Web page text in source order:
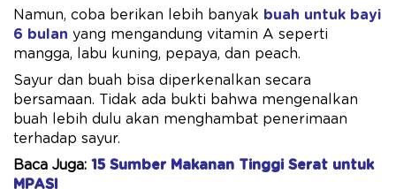
Namun, coba berikan lebih banyak buah untuk bayi
6 bulan yang mengandung vitamin A seperti
mangga, labu kuning, pepaya, dan peach.
Sayur dan buah bisa diperkenalkan secara
bersamaan. Tidak ada bukti bahwa mengenalkan
buah lebih dulu akan menghambat penerimaan
terhadap sayur.
Baca Juga: 15 Sumber Makanan Tinggi Serat untuk
MPASI